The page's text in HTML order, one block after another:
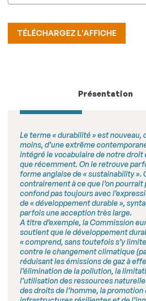
TÉLÉCHARGEZ L'AFFICHE
Présentation
Le terme « durabilité » est nouveau,
moins, d’une extrême
intégré le vocabulaire de notre droit
que récemment. On le retrouve
forme anglaise de « sustainability ».
contrairement à ce que l’on pourrait
confond pas toujours avec
de « développement durable »,
parfois une acception très large.
A titre d’exemple, la Commission
soutient que le développement
« comprend, sans toutefois s’y
contre le changement climatique
réduisant les émissions de gaz à
l’élimination de la pollution, la
l’utilisation des ressources
des droits de l’homme, la promotion